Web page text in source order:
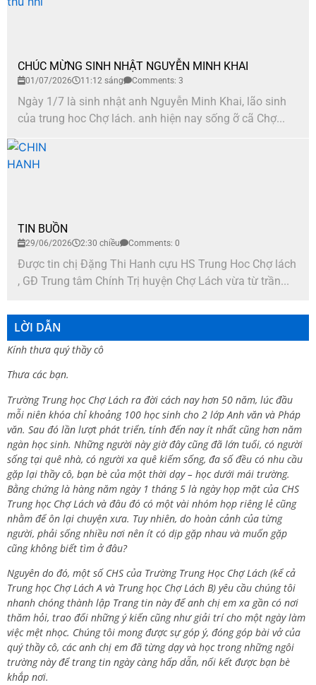
CHÚC MỪNG SINH NHẬT NGUYỄN MINH KHAI
01/07/2026 11:12 sáng Comments: 3
Ngày 1/7 là sinh nhật anh Nguyễn Minh Khai, lão sinh
của trung hoc Chợ lách. anh hiện nay sống ỡ cã Chợ...
TIN BUỒN
29/06/2026 2:30 chiều Comments: 0
Được tin chị Đặng Thi Hanh cựu HS Trung Hoc Chợ lách
, GĐ Trung tâm Chính Trị huyện Chợ Lách vừa từ trần...
LỜI DẪN
Kính thưa quý thầy cô
Thưa các bạn.
Trường Trung học Chợ Lách ra đời cách nay hơn 50 năm, lúc đầu
mỗi niên khóa chỉ khoảng 100 học sinh cho 2 lớp Anh văn và Pháp
văn. Sau đó lần lượt phát triển, tính đến nay ít nhất cũng hơn năm
ngàn học sinh. Những người này giờ đây cũng đã lớn tuổi, có người
sống tại quê nhà, có người xa quê kiếm sống, đa số đều có nhu cầu
gặp lại thầy cô, bạn bè của một thời dạy – học dưới mái trường.
Bằng chứng là hàng năm ngày 1 tháng 5 là ngày họp mặt của CHS
Trung học Chợ Lách và đâu đó có một vài nhóm họp riêng lẻ cũng
nhằm để ôn lại chuyện xưa. Tuy nhiên, do hoàn cảnh của từng
người, phải sống nhiều nơi nên ít có dịp gặp nhau và muốn gặp
cũng không biết tìm ở đâu?
Nguyên do đó, một số CHS của Trường Trung Học Chợ Lách (kể cả
Trung học Chợ Lách A và Trung học Chợ Lách B) yêu cầu chúng tôi
nhanh chóng thành lập Trang tin này để anh chị em xa gần có nơi
thăm hỏi, trao đổi những ý kiến cũng như giải trí cho một ngày làm
việc mệt nhọc. Chúng tôi mong được sự góp ý, đóng góp bài vở của
quý thầy cô, các anh chị em đã từng dạy và học trong những ngôi
trường này để trang tin ngày càng hấp dẫn, nối kết được bạn bè
khắp nơi.